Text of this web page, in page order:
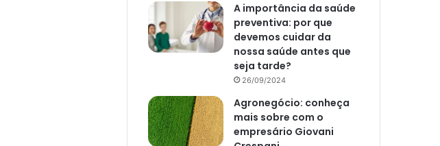
A importância da saúde
preventiva: por que
devemos cuidar da
nossa saúde antes que
seja tarde?
26/09/2024
Agronegócio: conheça
mais sobre com o
empresário Giovani